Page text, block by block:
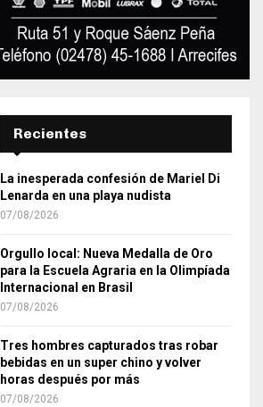
Recientes
La inesperada confesión de Mariel Di
Lenarda en una playa nudista
07/08/2026
Orgullo local: Nueva Medalla de Oro
para la Escuela Agraria en la Olimpíada
Internacional en Brasil
07/08/2026
Tres hombres capturados tras robar
bebidas en un super chino y volver
horas después por más
07/08/2026